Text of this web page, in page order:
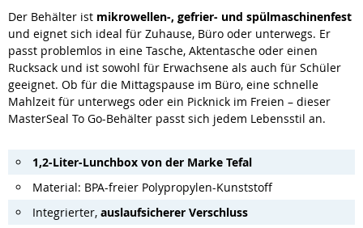
Der Behälter ist mikrowellen-, gefrier- und spülmaschinenfest
und eignet sich ideal für Zuhause, Büro oder unterwegs. Er
passt problemlos in eine Tasche, Aktentasche oder einen
Rucksack und ist sowohl für Erwachsene als auch für Schüler
geeignet. Ob für die Mittagspause im Büro, eine schnelle
Mahlzeit für unterwegs oder ein Picknick im Freien – dieser
MasterSeal To Go-Behälter passt sich jedem Lebensstil an.
1,2-Liter-Lunchbox von der Marke Tefal
Material: BPA-freier Polypropylen-Kunststoff
Integrierter, auslaufsicherer Verschluss